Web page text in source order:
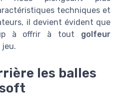
techniques et
il devient évident que
à offrir à tout golfeur
jeu.
les balles